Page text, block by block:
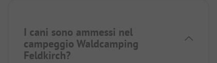
I cani sono ammessi nel
campeggio Waldcamping
Feldkirch?